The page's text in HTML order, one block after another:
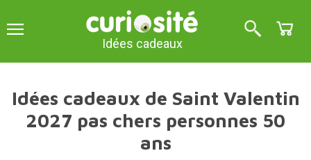
Idées cadeaux
Idées cadeaux de Saint Valentin
2027 pas chers personnes 50
ans